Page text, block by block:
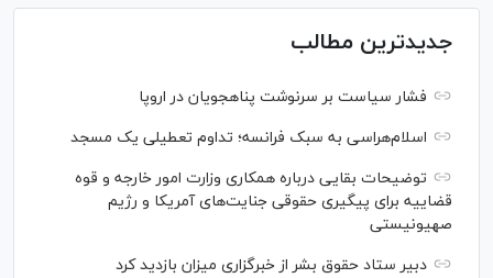
جدیدترین مطالب
فشار سیاست بر سرنوشت پناهجویان در اروپا
اسلام‌هراسی به سبک فرانسه؛ تداوم تعطیلی یک مسجد
توضیحات بقایی درباره همکاری وزارت امور خارجه و قوه
قضاییه برای پیگیری حقوقی جنایت‌های آمریکا و رژیم
صهیونیستی
دبیر ستاد حقوق بشر از خبرگزاری میزان بازدید کرد